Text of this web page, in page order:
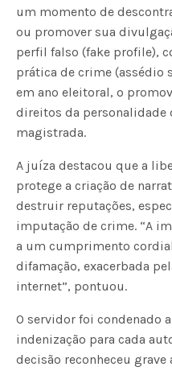
um momento de
ou promover sua
perfil falso (fake profile),
prática de crime (assédio
em ano eleitoral, o
direitos da personalidade
magistrada.
A juíza destacou que a
protege a criação de
destruir reputações,
imputação de crime. “A
a um cumprimento
difamação, exacerbada
internet”, pontuou.
O servidor foi condenado
indenização para cada
decisão reconheceu